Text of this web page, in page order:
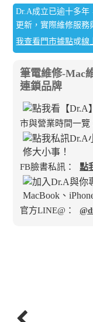
Dr.A成立已逾十多年
更新，實際維修服
我查看門市據點或線
筆電維修-Mac
連鎖品牌
市與營業時間一覽
FB臉書私訊： 點
官方LINE@：